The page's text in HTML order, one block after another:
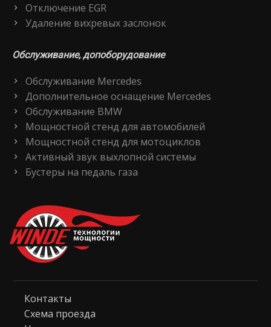
Отключение EGR
Удаление вихревых заслонок
Обслуживание, допоборудование
Обслуживание Mercedes
Дополнительное оснащение Mercedes
Обслуживание BMW
Мощностной стенд для автомобилей
Мощностной стенд для мотоциклов
Активный звук выхлопной системы
Бустеры на педаль газа
Контакты
Схема проезда